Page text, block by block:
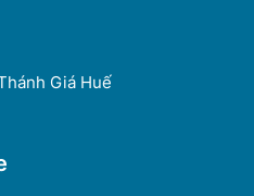
Giá Huế